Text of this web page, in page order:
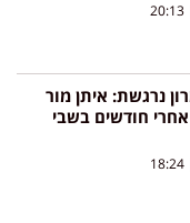
נרגשת: איתן מור
חודשים בשבי